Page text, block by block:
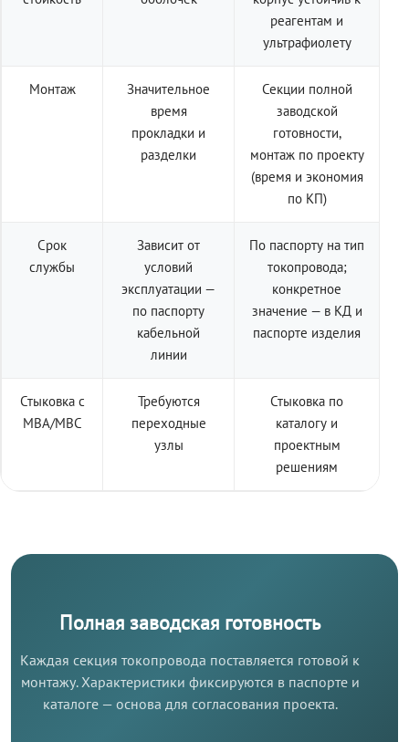
реагентам и
ультрафиолету
Монтаж
Значительное
время
прокладки и
разделки
Секции полной
заводской
готовности,
монтаж по проекту
(время и экономия
по КП)
Срок
службы
Зависит от
условий
эксплуатации —
по паспорту
кабельной
линии
По паспорту на тип
токопровода;
конкретное
значение — в КД и
паспорте изделия
Стыковка с
МВА/МВС
Требуются
переходные
узлы
Стыковка по
каталогу и
проектным
решениям
Полная заводская готовность
Каждая секция токопровода поставляется готовой к
монтажу. Характеристики фиксируются в паспорте и
каталоге — основа для согласования проекта.